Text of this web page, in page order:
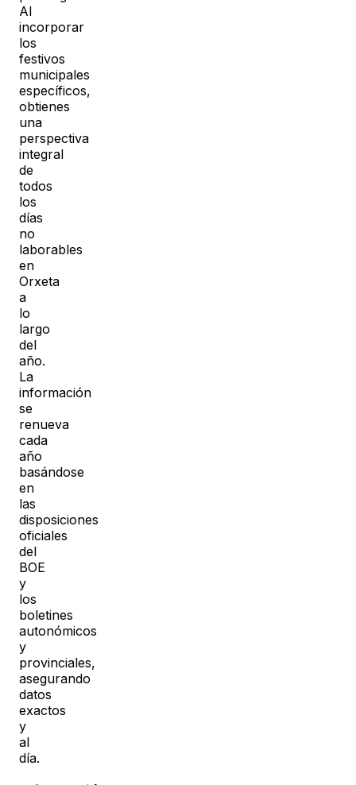
Al
incorporar
los
festivos
municipales
específicos,
obtienes
una
perspectiva
integral
de
todos
los
días
no
laborables
en
Orxeta
a
lo
largo
del
año.
La
información
se
renueva
cada
año
basándose
en
las
disposiciones
oficiales
del
BOE
y
los
boletines
autonómicos
y
provinciales,
asegurando
datos
exactos
y
al
día.